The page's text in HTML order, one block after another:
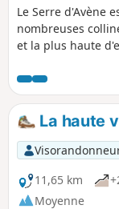
Le Serre d'Avène
nombreuses
et la plus haute
par des pistes et
Au sommet, vous
vue sur les
alésienne.
La haute
11,65 km
Moyenne